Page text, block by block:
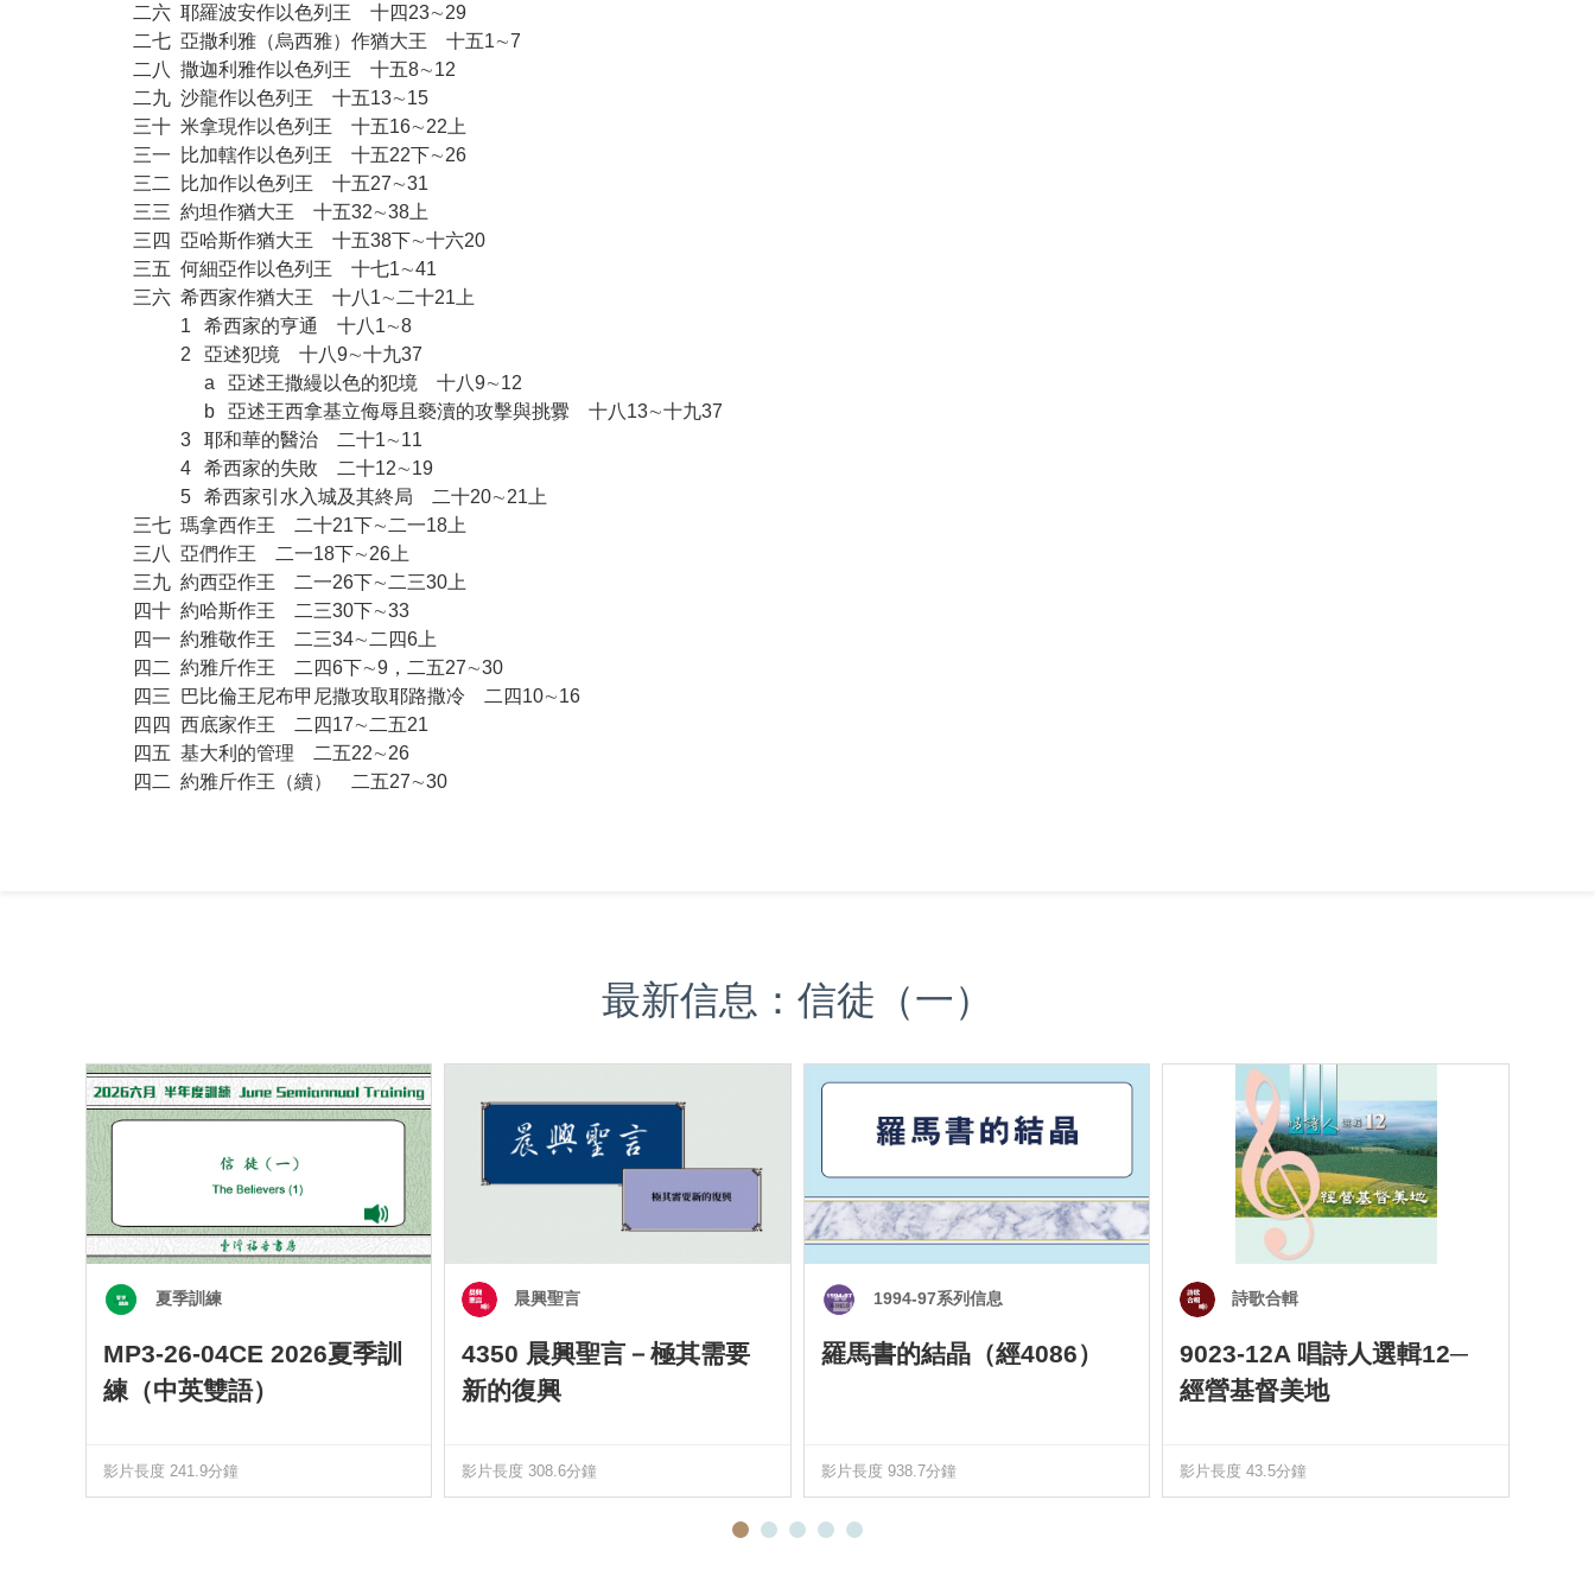
二六 耶羅波安作以色列王 十四23∼29
二七 亞撒利雅（烏西雅）作猶大王 十五1∼7
二八
撒迦利雅作以色列王 十五8∼12
二九 沙龍作以色列王 十五13∼15
三十 米拿現作以色列王 十五16∼22上
三一
比加轄作以色列王 十五22下∼26
三二
比加作以色列王 十五27∼31
三三 約坦作猶大王 十五32∼38上
三四 亞哈斯作猶大王 十五38下∼十六20
三五 何細亞作以色列王 十七1∼41
三六 希西家作猶大王 十八1∼二十21上
1
希西家的亨通 十八1∼8
2
亞述犯境 十八9∼十九37
a
亞述王撒縵以色的犯境 十八9∼12
b
亞述王西拿基立侮辱且褻瀆的攻擊與挑釁 十八13∼十九37
3
耶和華的醫治 二十1∼11
4
希西家的失敗 二十12∼19
5
希西家引水入城及其終局 二十20∼21上
三七 瑪拿西作王 二十21下∼二一18上
三八
亞們作王 二一18下∼26上
三九 約西亞作王 二一26下∼二三30上
四十 約哈斯作王 二三30下∼33
四一 約雅敬作王 二三34∼二四6上
四二 約雅斤作王 二四6下∼9，二五27∼30
四三
巴比倫王尼布甲尼撒攻取耶路撒冷 二四10∼16
四四 西底家作王 二四17∼二五21
四五 基大利的管理 二五22∼26
四二 約雅斤作王（續） 二五27∼30
最新信息：信徒（一）
夏季訓練
MP3-26-04CE 2026夏季訓
練（中英雙語）
影片長度 241.9分鐘
晨興聖言
4350 晨興聖言－極其需要
新的復興
影片長度 308.6分鐘
1994-97系列信息
羅馬書的結晶（經4086）
影片長度 938.7分鐘
詩歌合輯
9023-12A 唱詩人選輯12─
經營基督美地
影片長度 43.5分鐘